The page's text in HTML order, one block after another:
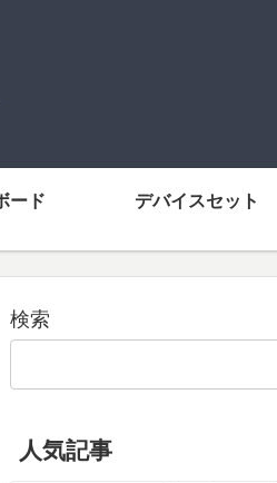
ード デバイスセット
検索
人気記事